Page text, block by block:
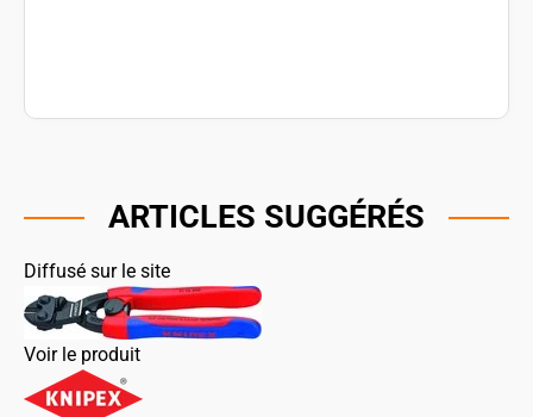
ARTICLES SUGGÉRÉS
Diffusé sur le site
Voir le produit